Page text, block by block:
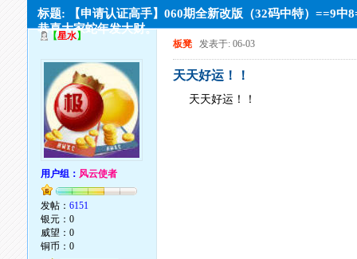
标题: 【申请认证高手】060期全新改版（32码中特）==9中
恭喜大家蛇年发大财。
【星水】
用户组： 风云使者
发帖：6151
银元：0
威望：0
铜币：0
板凳 发表于: 06-03
天天好运！！
天天好运！！